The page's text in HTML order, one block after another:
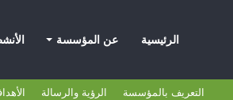
الرئيسية عن المؤسسة
التعريف بالمؤسسة الرؤية والرسالة